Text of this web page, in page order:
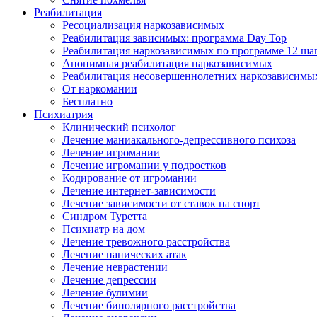
Реабилитация
Ресоциализация наркозависимых
Реабилитация зависимых: программа Day Top
Реабилитация наркозависимых по программе 12
Анонимная реабилитация наркозависимых
Реабилитация несовершеннолетних
От наркомании
Бесплатно
Психиатрия
Клинический психолог
Лечение маниакального-депрессивного психоза
Лечение игромании
Лечение игромании у подростков
Кодирование от игромании
Лечение интернет-зависимости
Лечение зависимости от ставок на спорт
Синдром Туретта
Психиатр на дом
Лечение тревожного расстройства
Лечение панических атак
Лечение неврастении
Лечение депрессии
Лечение булимии
Лечение биполярного расстройства